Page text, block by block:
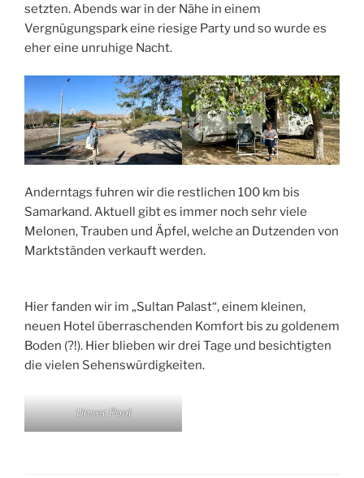
setzten. Abends war in der Nähe in einem
Vergnügungspark eine riesige Party und so wurde es
eher eine unruhige Nacht.
Anderntags fuhren wir die restlichen 100 km bis
Samarkand. Aktuell gibt es immer noch sehr viele
Melonen, Trauben und Äpfel, welche an Dutzenden von
Marktständen verkauft werden.
Hier fanden wir im „Sultan Palast“, einem kleinen,
neuen Hotel überraschenden Komfort bis zu goldenem
Boden (?!). Hier blieben wir drei Tage und besichtigten
die vielen Sehenswürdigkeiten.
Unser Pool